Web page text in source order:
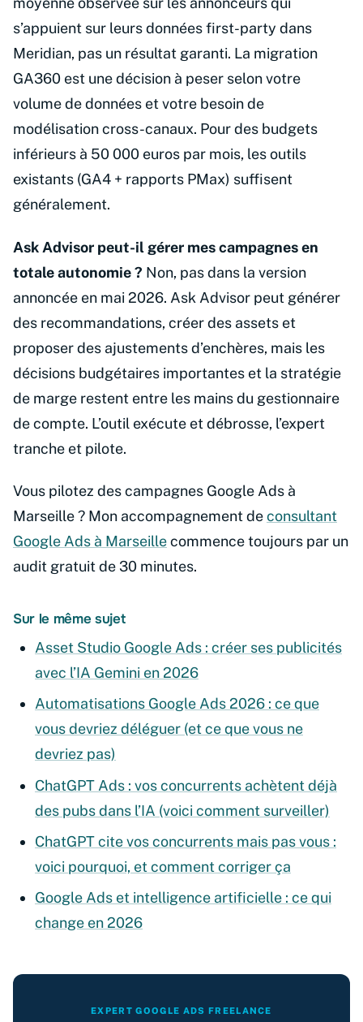
s’appuient sur leurs données first-party dans
Meridian, pas un résultat garanti. La migration
GA360 est une décision à peser selon votre
volume de données et votre besoin de
modélisation cross-canaux. Pour des budgets
inférieurs à 50 000 euros par mois, les outils
existants (GA4 + rapports PMax) suffisent
généralement.
Ask Advisor peut-il gérer mes campagnes en
totale autonomie ? Non, pas dans la version
annoncée en mai 2026. Ask Advisor peut générer
des recommandations, créer des assets et
proposer des ajustements d’enchères, mais les
décisions budgétaires importantes et la stratégie
de marge restent entre les mains du gestionnaire
de compte. L’outil exécute et débrosse, l’expert
tranche et pilote.
Vous pilotez des campagnes Google Ads à
Marseille ? Mon accompagnement deconsultant
Google Ads à Marseillecommence toujours par un
audit gratuit de 30 minutes.
Sur le même sujet
Asset Studio Google Ads : créer ses publicités
avec l’IA Gemini en 2026
Automatisations Google Ads 2026 : ce que
vous devriez déléguer (et ce que vous ne
devriez pas)
ChatGPT Ads : vos concurrents achètent déjà
des pubs dans l’IA (voici comment surveiller)
ChatGPT cite vos concurrents mais pas vous :
voici pourquoi, et comment corriger ça
Google Ads et intelligence artificielle : ce qui
change en 2026
EXPERT GOOGLE ADS FREELANCE